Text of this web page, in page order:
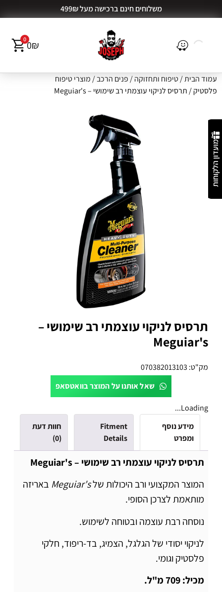
משלוחים חינם ברכישה מעל 499₪
00₪
מועדון הלקוחות
עמוד הבית/טיפוח ותחזוקה/ פנים הרכב/ מוצרי טיפוח
פלסטיק/ תרסיס לניקוי עוצמתי רב שימושי – Meguiar's
תרסיס לניקוי עוצמתי רב שימושי –
Meguiar's
מק"ט: 070382013103
שאל אותנו על המוצר בוואטסאפ
Loading...
מידע נוסף
ומפרט
Fitment
Details
חוות דעת
(0)
תרסיס לניקוי עוצמתי רב שימושי – Meguiar's
המוצר המקצועי ורב היכולות שלMeguiar's באריזה
מותאמת לצרכן הסופי.
נוסחה רבת עוצמה ובטוחה לשימוש.
לניקוי יסודי של הגלגל, הצמיג, בד-ריפוד, חלקי
פלסטיק וגומי.
מכיל: 709 מ"ל.